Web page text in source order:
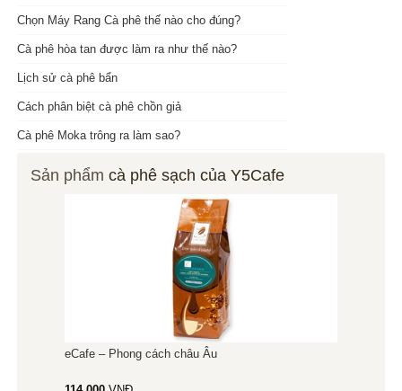
Chọn Máy Rang Cà phê thế nào cho đúng?
Cà phê hòa tan được làm ra như thế nào?
Lịch sử cà phê bẩn
Cách phân biệt cà phê chồn giả
Cà phê Moka trông ra làm sao?
Sản phẩmcà phê sạch của Y5Cafe
eCafe – Phong cách châu Âu